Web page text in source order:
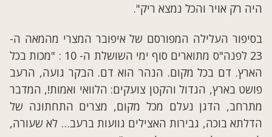
היה רק אויר והכל נמצא ריק".
בסיפור העלילה המפורסם של איפובר המצרי מהמאה ה-
23 לפנה"ס מתוארים סוף ימי השושלת ה- 10 : "מכות בכל
הארץ. דם בכל מקום. הנהר הוא דם. הבקר גועה, הרעב
פושט בארץ, הגדול והקטן צועקים: הלוואי ואמות!, המדבר
מתרחב, הדגן נעלם מכל מקום, מצרים התחתונה של
הדלתא בוכה, גבירות האצילים גוועות ברעב… לא שעורה,